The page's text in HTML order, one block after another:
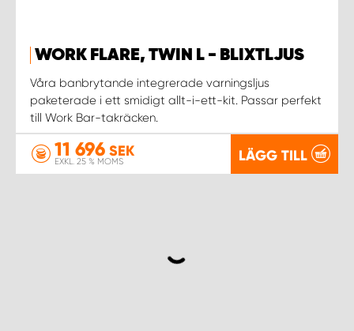
WORK FLARE, TWIN L - BLIXTLJUS
Våra banbrytande integrerade varningsljus
paketerade i ett smidigt allt-i-ett-kit. Passar perfekt
till Work Bar-takräcken.
11 696 SEK
EXKL. 25 % MOMS LÄGG TILL